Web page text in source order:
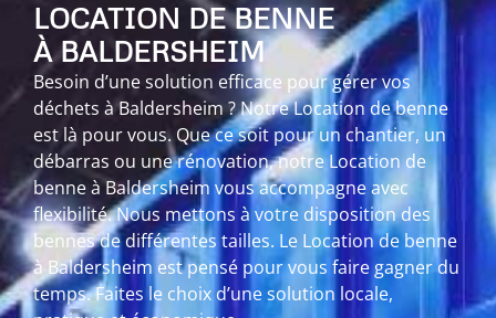
LOCATION DE BENNE
À BALDERSHEIM
Besoin d’une solution efficace pour gérer vos
déchets à Baldersheim ? Notre Location de benne
est là pour vous. Que ce soit pour un chantier, un
débarras ou une rénovation, notre Location de
benne à Baldersheim vous accompagne avec
flexibilité. Nous mettons à votre disposition des
bennes de différentes tailles. Le Location de benne
à Baldersheim est pensé pour vous faire gagner du
temps. Faites le choix d’une solution locale,